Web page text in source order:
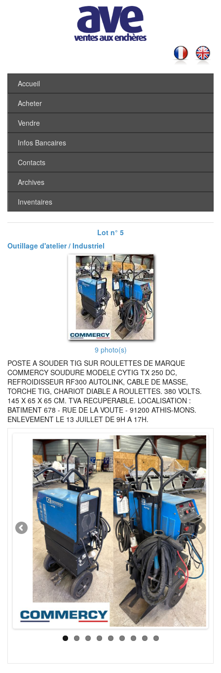
Accueil
Acheter
Vendre
Infos Bancaires
Contacts
Archives
Inventaires
Lot n° 5
Outillage d'atelier / Industriel
9 photo(s)
POSTE A SOUDER TIG SUR ROULETTES DE MARQUE
COMMERCY SOUDURE MODELE CYTIG TX 250 DC,
REFROIDISSEUR RF300 AUTOLINK, CABLE DE MASSE,
TORCHE TIG, CHARIOT DIABLE A ROULETTES. 380 VOLTS.
145 X 65 X 65 CM. TVA RECUPERABLE. LOCALISATION :
BATIMENT 678 - RUE DE LA VOUTE - 91200 ATHIS-MONS.
ENLEVEMENT LE 13 JUILLET DE 9H A 17H.